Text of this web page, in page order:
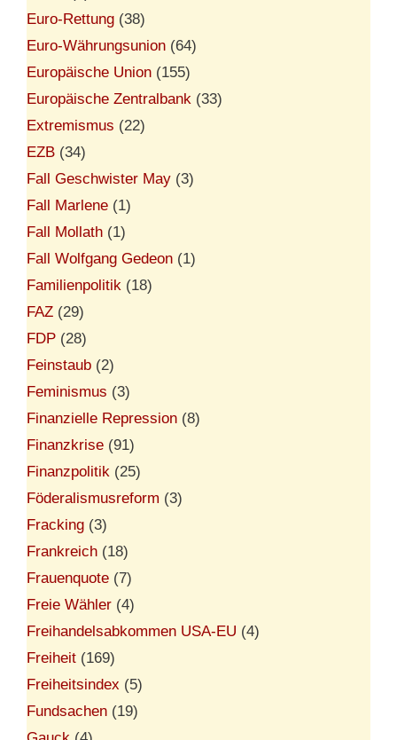
Euro-Rettung (38)
Euro-Währungsunion (64)
Europäische Union (155)
Europäische Zentralbank (33)
Extremismus (22)
EZB (34)
Fall Geschwister May (3)
Fall Marlene (1)
Fall Mollath (1)
Fall Wolfgang Gedeon (1)
Familienpolitik (18)
FAZ (29)
FDP (28)
Feinstaub (2)
Feminismus (3)
Finanzielle Repression (8)
Finanzkrise (91)
Finanzpolitik (25)
Föderalismusreform (3)
Fracking (3)
Frankreich (18)
Frauenquote (7)
Freie Wähler (4)
Freihandelsabkommen USA-EU (4)
Freiheit (169)
Freiheitsindex (5)
Fundsachen (19)